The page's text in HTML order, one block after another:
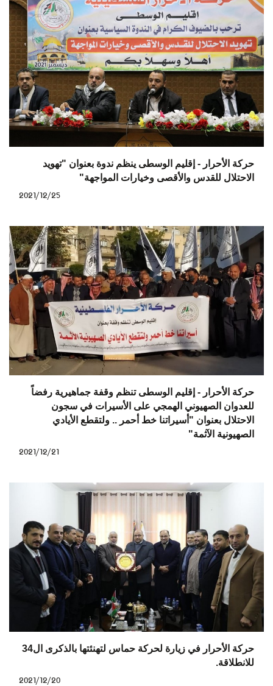
حركة الأحرار - إقليم الوسطى ينظم ندوة بعنوان "تهويد
الاحتلال للقدس والأقصى وخيارات المواجهة"
حركة الأحرار - إقليم الوسطى تنظم وقفة جماهيرية رفضاً
للعدوان الصهيوني الهمجي على الأسيرات في سجون
الاحتلال بعنوان "أسيراتنا خط أحمر .. ولتقطع الأيادي
الصهيونية الآثمة"
حركة الأحرار في زيارة لحركة حماس لتهنئتها بالذكرى ال34
للانطلاقة.